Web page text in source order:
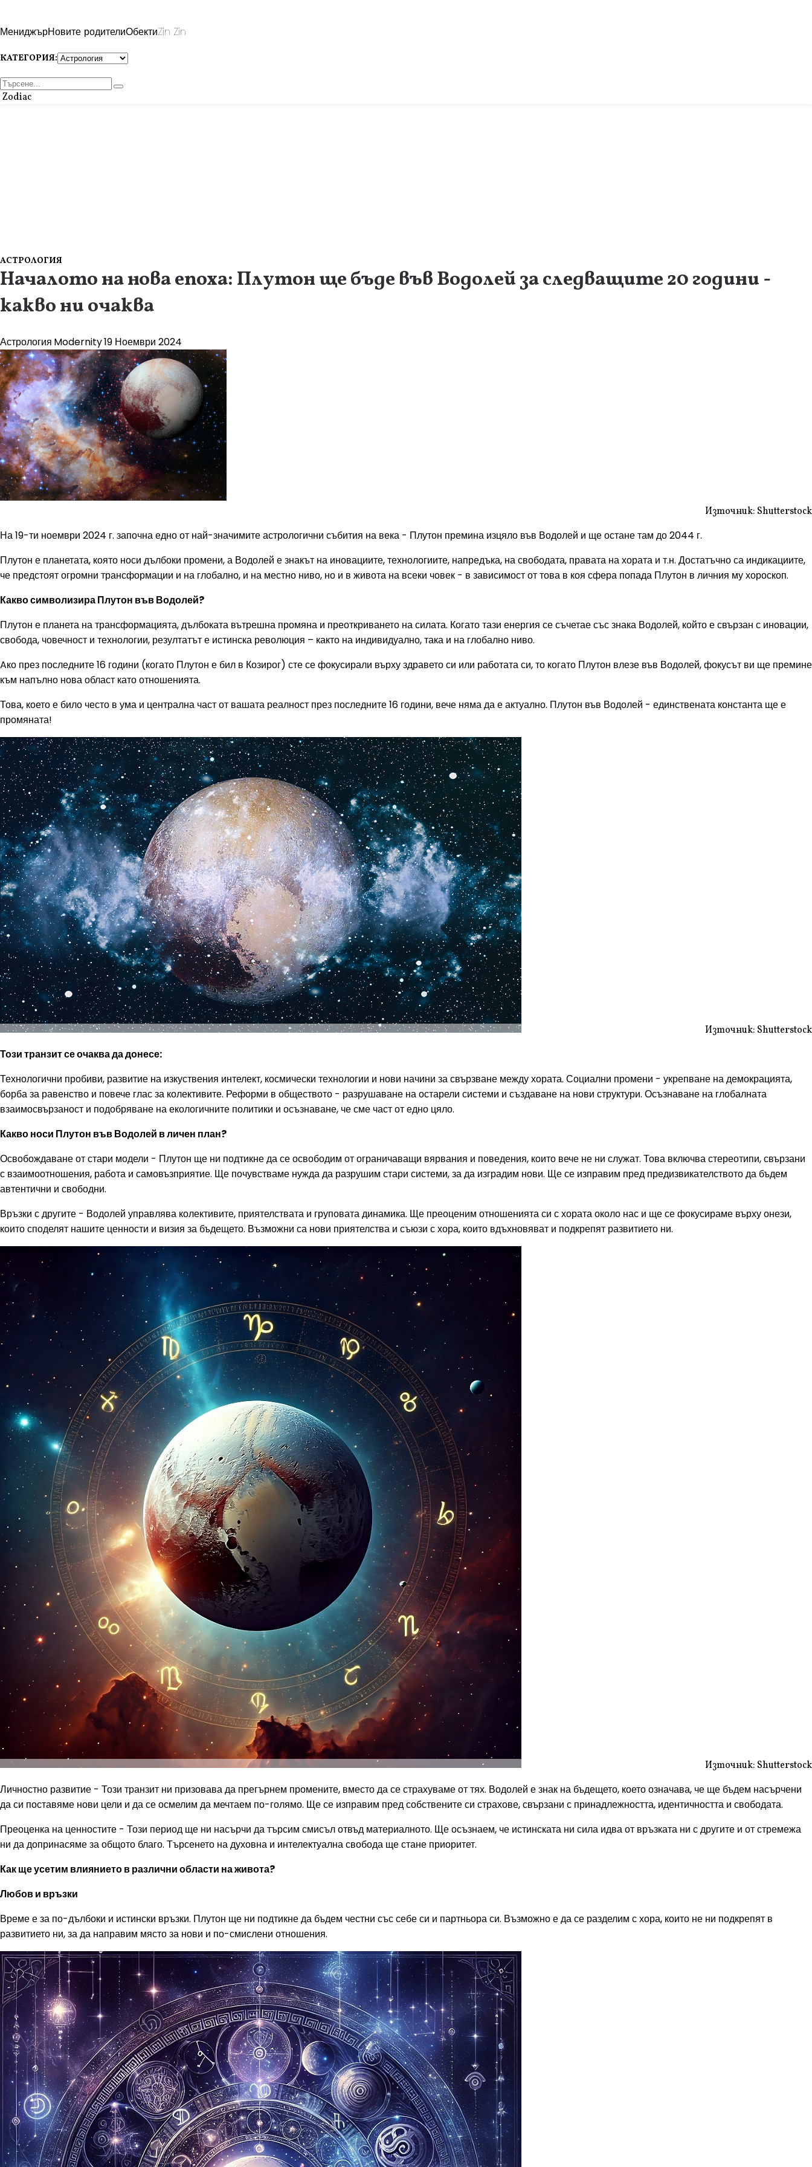
МениджърНовите родителиОбектиZin Zin
КАТЕГОРИЯ:
Zodiac
АСТРОЛОГИЯ
Началото на нова епоха: Плутон ще бъде във Водолей за следващите 20 години -
какво ни очаква
Астрология Modernity19 Ноември 2024
Източник: Shutterstock
На 19-ти ноември 2024 г. започна едно от най-значимите астрологични събития на века - Плутон премина изцяло във Водолей и ще остане там до 2044 г.
Плутон е планетата, която носи дълбоки промени, а Водолей е знакът на иновациите, технологиите, напредъка, на свободата, правата на хората и т.н. Достатъчно са индикациите,
че предстоят огромни трансформации и на глобално, и на местно ниво, но и в живота на всеки човек - в зависимост от това в коя сфера попада Плутон в личния му хороскоп.
Какво символизира Плутон във Водолей?
Плутон е планета на трансформацията, дълбоката вътрешна промяна и преоткриването на силата. Когато тази енергия се съчетае със знака Водолей, който е свързан с иновации,
свобода, човечност и технологии, резултатът е истинска революция – както на индивидуално, така и на глобално ниво.
Aко през последните 16 години (когато Плутон е бил в Козирог) сте се фокусирали върху здравето си или работата си, то когато Плутон влезе във Водолей, фокусът ви ще премине
към напълно нова област като отношенията.
Това, което е било често в ума и централна част от вашата реалност през последните 16 години, вече няма да е актуално. Плутон във Водолей - единствената константа ще е
промяната!
Източник: Shutterstock
Този транзит се очаква да донесе:
Технологични пробиви, развитие на изкуствения интелект, космически технологии и нови начини за свързване между хората. Социални промени - укрепване на демокрацията,
борба за равенство и повече глас за колективите. Реформи в обществото - разрушаване на остарели системи и създаване на нови структури. Осъзнаване на глобалната
взаимосвързаност и подобряване на екологичните политики и осъзнаване, че сме част от едно цяло.
Какво носи Плутон във Водолей в личен план?
Освобождаване от стари модели - Плутон ще ни подтикне да се освободим от ограничаващи вярвания и поведения, които вече не ни служат. Това включва стереотипи, свързани
с взаимоотношения, работа и самовъзприятие. Ще почувстваме нужда да разрушим стари системи, за да изградим нови. Ще се изправим пред предизвикателството да бъдем
автентични и свободни.
Връзки с другите - Водолей управлява колективите, приятелствата и груповата динамика. Ще преоценим отношенията си с хората около нас и ще се фокусираме върху онези,
които споделят нашите ценности и визия за бъдещето. Възможни са нови приятелства и съюзи с хора, които вдъхновяват и подкрепят развитието ни.
Източник: Shutterstock
Личностно развитие - Този транзит ни призовава да прегърнем промените, вместо да се страхуваме от тях. Водолей е знак на бъдещето, което означава, че ще бъдем насърчени
да си поставяме нови цели и да се осмелим да мечтаем по-голямо. Ще се изправим пред собствените си страхове, свързани с принадлежността, идентичността и свободата.
Преоценка на ценностите - Този период ще ни насърчи да търсим смисъл отвъд материалното. Ще осъзнаем, че истинската ни сила идва от връзката ни с другите и от стремежа
ни да допринасяме за общото благо. Търсенето на духовна и интелектуална свобода ще стане приоритет.
Как ще усетим влиянието в различни области на живота?
Любов и връзки
Време е за по-дълбоки и истински връзки. Плутон ще ни подтикне да бъдем честни със себе си и партньора си. Възможно е да се разделим с хора, които не ни подкрепят в
развитието ни, за да направим място за нови и по-смислени отношения.